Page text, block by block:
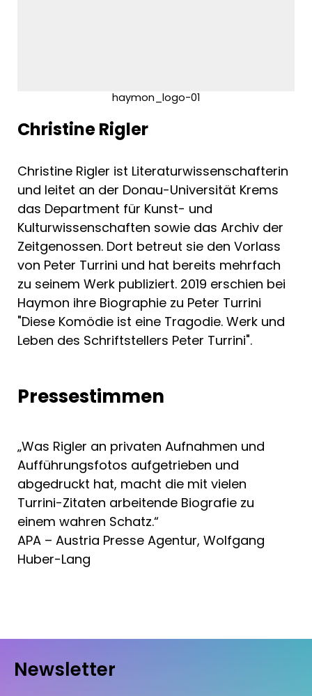
Pressestimmen zu „Fremdenzimmer“)
haymon_logo-01
Christine Rigler
Christine Rigler ist Literaturwissenschafterin
und leitet an der Donau-Universität Krems
das Department für Kunst- und
Kulturwissenschaften sowie das Archiv der
Zeitgenossen. Dort betreut sie den Vorlass
von Peter Turrini und hat bereits mehrfach
zu seinem Werk publiziert. 2019 erschien bei
Haymon ihre Biographie zu Peter Turrini
"Diese Komödie ist eine Tragodie. Werk und
Leben des Schriftstellers Peter Turrini".
Pressestimmen
„Was Rigler an privaten Aufnahmen und
Aufführungsfotos aufgetrieben und
abgedruckt hat, macht die mit vielen
Turrini-Zitaten arbeitende Biografie zu
einem wahren Schatz.“
APA – Austria Presse Agentur, Wolfgang
Huber-Lang
Newsletter